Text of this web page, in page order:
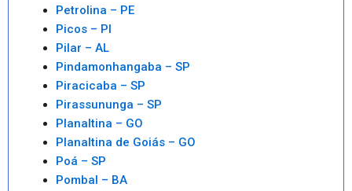
Petrolina – PE
Picos – PI
Pilar – AL
Pindamonhangaba – SP
Piracicaba – SP
Pirassununga – SP
Planaltina – GO
Planaltina de Goiás – GO
Poá – SP
Pombal – BA